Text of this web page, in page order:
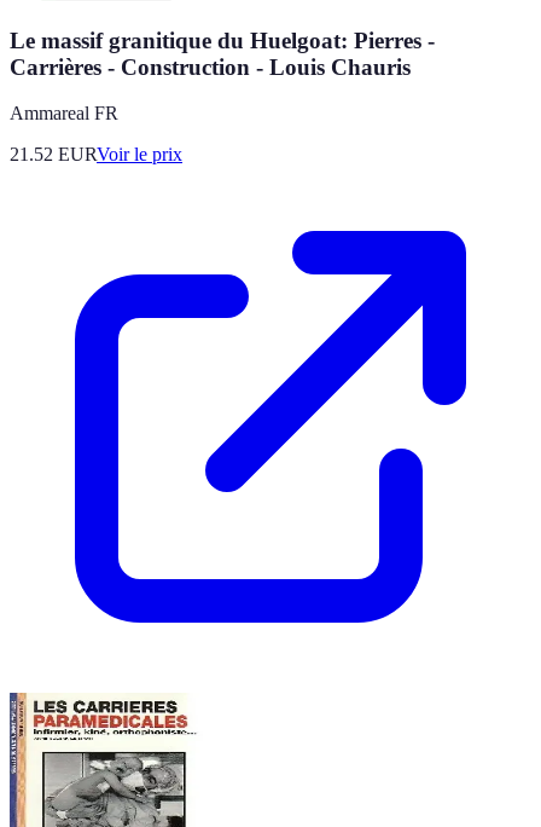
Le massif granitique du Huelgoat: Pierres -
Carrières - Construction - Louis Chauris
Ammareal FR
21.52 EURVoir le prix